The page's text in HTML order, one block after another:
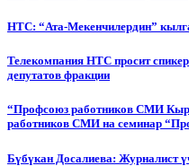
НТС: “Ата-Мекенчилердин”
Телекомпания НТС просит
депутатов фракции
“Профсоюз работников СМИ
работников СМИ на семинар
Бүбүкан Досалиева: Журналист